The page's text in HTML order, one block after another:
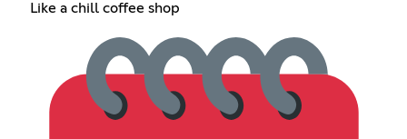
Like a chill coffee shop